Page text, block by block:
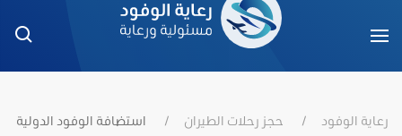
رعاية الوفود حجز رحلات الطيران
استضافة الوفود الدولية